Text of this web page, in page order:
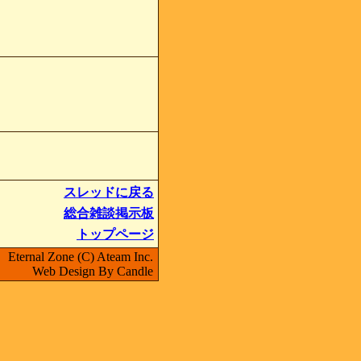
スレッドに戻る
総合雑談掲示板
トップページ
Eternal Zone (C) Ateam Inc.
Web Design By Candle